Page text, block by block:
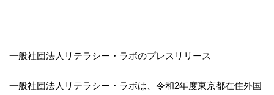
一般社団法人リテラシー・ラボのプレスリリース
一般社団法人リテラシー・ラボは、令和2年度東京都在住外国